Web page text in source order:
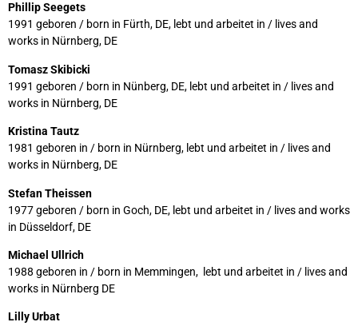
Phillip Seegets
1991 geboren / born in Fürth, DE, lebt und arbeitet in / lives and
works in Nürnberg, DE
Tomasz Skibicki
1991 geboren / born in Nünberg, DE, lebt und arbeitet in / lives and
works in Nürnberg, DE
Kristina Tautz
1981 geboren in / born in Nürnberg, lebt und arbeitet in / lives and
works in Nürnberg, DE
Stefan Theissen
1977 geboren / born in Goch, DE, lebt und arbeitet in / lives and works
in Düsseldorf, DE
Michael Ullrich
1988 geboren in / born in Memmingen, lebt und arbeitet in / lives and
works in Nürnberg DE
Lilly Urbat